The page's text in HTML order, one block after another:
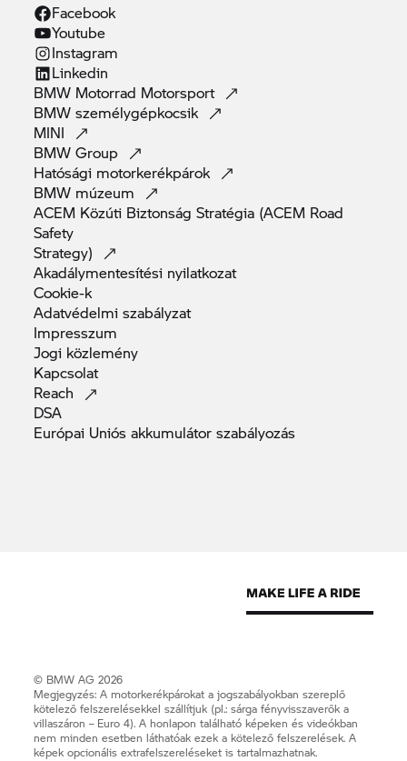
Facebook
Youtube
Instagram
Linkedin
BMW Motorrad Motorsport
BMWszemélygépkocsik
MINI
BMWGroup
Hatósági motorkerékpárok
BMW múzeum
ACEM Közúti Biztonság Stratégia (ACEM Road
Safety
Strategy)
Akadálymentesítési nyilatkozat
Cookie-k
Adatvédelmiszabályzat
Impresszum
Jogi közlemény
Kapcsolat
Reach
DSA
Európai Uniós akkumulátorszabályozás
© BMW AG 2026
Megjegyzés: A motorkerékpárokat a jogszabályokban szereplő
kötelező felszerelésekkel szállítjuk (pl.: sárga fényvisszaverők a
villaszáron – Euro 4). A honlapon található képeken és videókban
nem minden esetben láthatóak ezek a kötelező felszerelések. A
képek opcionális extrafelszereléseket is tartalmazhatnak.